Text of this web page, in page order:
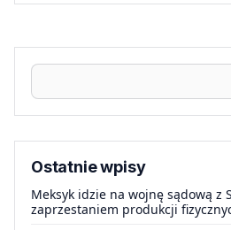
Ostatnie wpisy
Meksyk idzie na wojnę sądową z
zaprzestaniem produkcji